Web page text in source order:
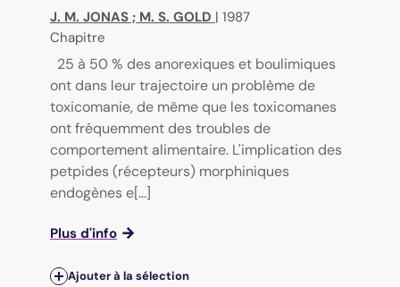
J. M. JONAS ; M. S. GOLD | 1987
Chapitre
25 à 50 % des anorexiques et boulimiques
ont dans leur trajectoire un problème de
toxicomanie, de même que les toxicomanes
ont fréquemment des troubles de
comportement alimentaire. L'implication des
petpides (récepteurs) morphiniques
endogènes e[...]
Plus d'info
Ajouter à la sélection